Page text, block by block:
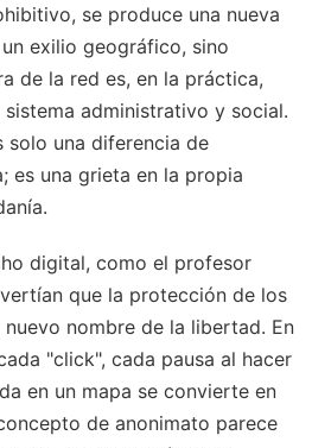
se produce una nueva
exilio geográfico, sino
de la red es, en la práctica,
administrativo y social.
solo una diferencia de
es una grieta en la propia
digital, como el profesor
que la protección de los
nombre de la libertad. En
"click", cada pausa al hacer
en un mapa se convierte en
de anonimato parece